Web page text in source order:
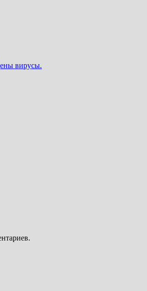
вирусы.